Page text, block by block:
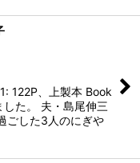
122P、上製本 Book
た。 夫・島尾伸三
ごした3人のにぎや